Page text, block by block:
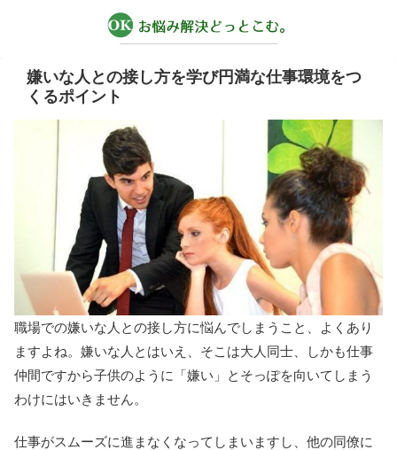
嫌いな人との接し方を学び円満な仕事環境をつ
くるポイント
職場での嫌いな人との接し方に悩んでしまうこと、よくあり
ますよね。嫌いな人とはいえ、そこは大人同士、しかも仕事
仲間ですから子供のように「嫌い」とそっぽを向いてしまう
わけにはいきません。
仕事がスムーズに進まなくなってしまいますし、他の同僚に